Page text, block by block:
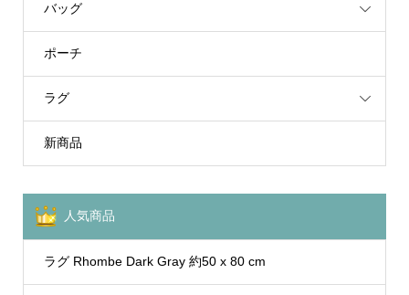
バッグ
ポーチ
ラグ
新商品
人気商品
ラグ Rhombe Dark Gray 約50 x 80 cm